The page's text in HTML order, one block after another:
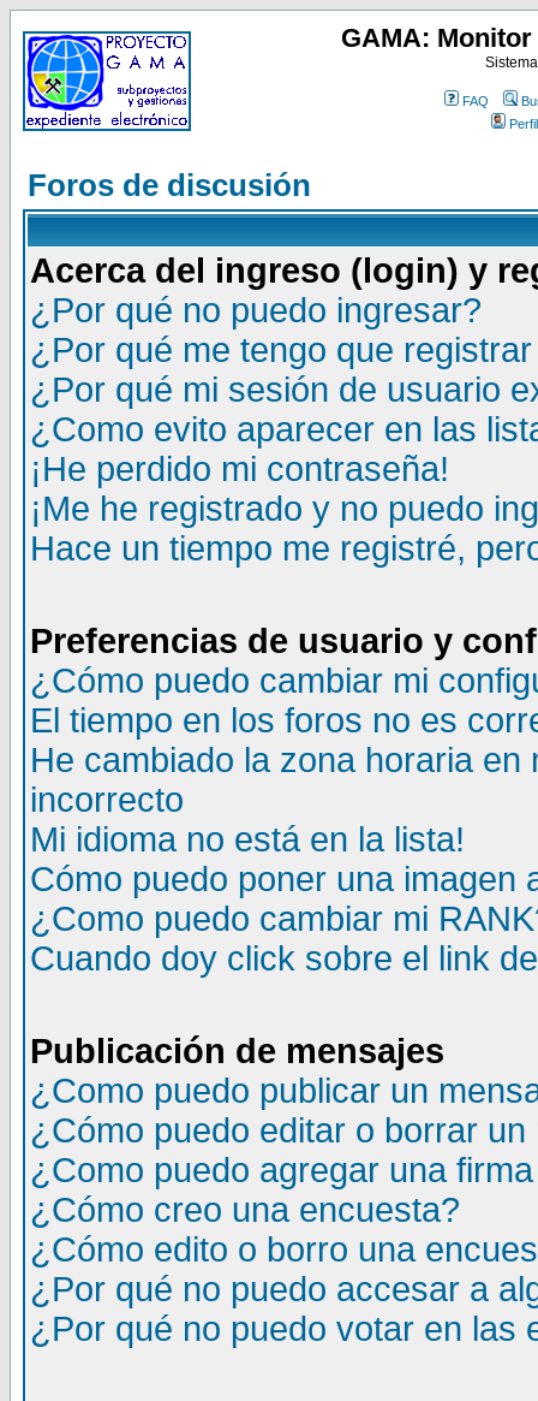
GAMA:
FAQ
Perfil
Foros de discusión
Acerca del ingreso (login) y
¿Por qué no puedo ingresar?
¿Por qué me tengo que
¿Por qué mi sesión de usuario
¿Como evito aparecer en las
¡He perdido mi contraseña!
¡Me he registrado y no puedo
Hace un tiempo me registré,
Preferencias de usuario y
¿Cómo puedo cambiar mi
El tiempo en los foros no es
He cambiado la zona horaria
incorrecto
Mi idioma no está en la lista!
Cómo puedo poner una imagen
¿Como puedo cambiar mi
Cuando doy click sobre el link
Publicación de mensajes
¿Como puedo publicar un
¿Cómo puedo editar o borrar un
¿Como puedo agregar una
¿Cómo creo una encuesta?
¿Cómo edito o borro una
¿Por qué no puedo accesar a
¿Por qué no puedo votar en las